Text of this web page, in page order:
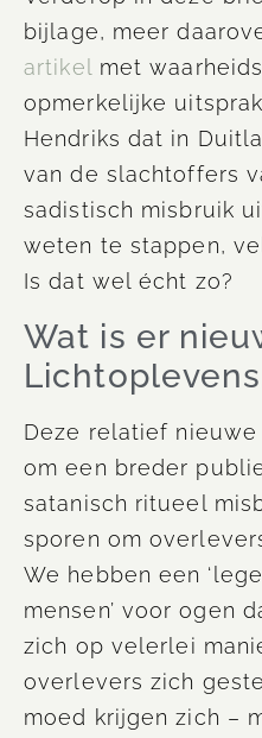
bijlage, meer
artikelmet
opmerkelijke
Hendriks dat in
van de slachtoffers
sadistisch misbruik
weten te stappen,
Is dat wel écht zo?
Wat is er
Deze relatief
om een breder
satanisch ritueel
sporen om
We hebben een
mensen’ voor ogen
zich op velerlei
overlevers zich
moed krijgen zich –